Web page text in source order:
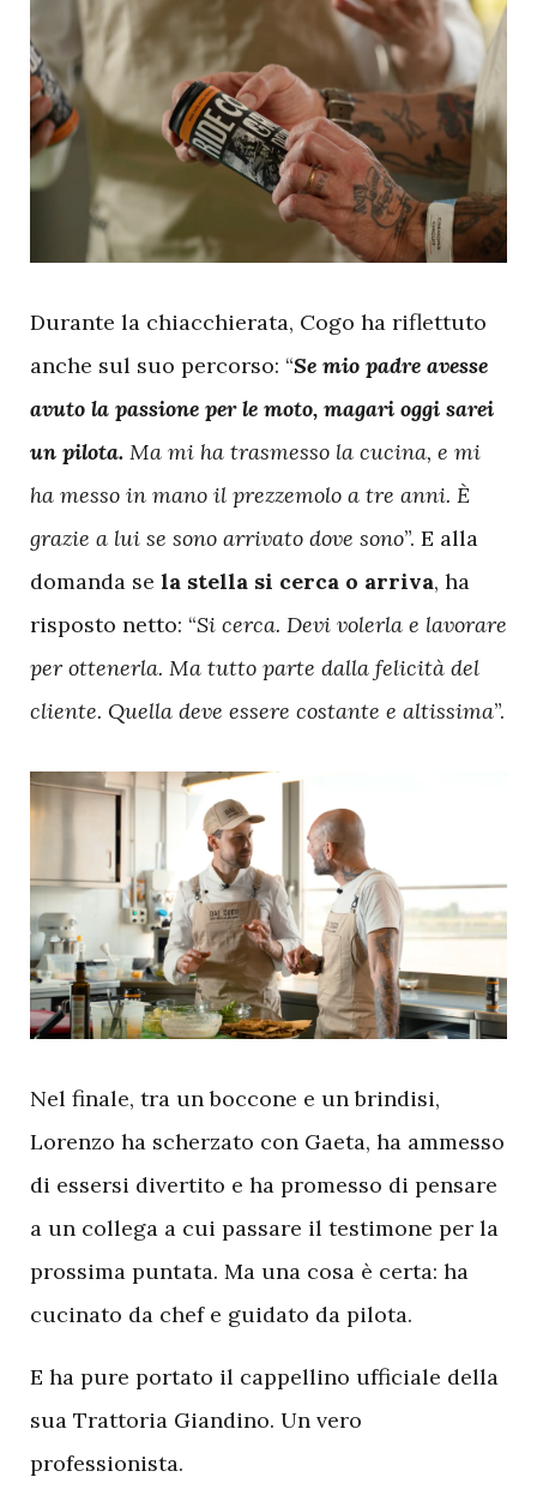
Durante la chiacchierata, Cogo ha riflettuto
anche sul suo percorso: “Se mio padre avesse
avuto la passione per le moto, magari oggi sarei
un pilota. Ma mi ha trasmesso la cucina, e mi
ha messo in mano il prezzemolo a tre anni. È
grazie a lui se sono arrivato dove sono”. E alla
domanda se la stella si cerca o arriva, ha
risposto netto: “Si cerca. Devi volerla e lavorare
per ottenerla. Ma tutto parte dalla felicità del
cliente. Quella deve essere costante e altissima”.
Nel finale, tra un boccone e un brindisi,
Lorenzo ha scherzato con Gaeta, ha ammesso
di essersi divertito e ha promesso di pensare
a un collega a cui passare il testimone per la
prossima puntata. Ma una cosa è certa: ha
cucinato da chef e guidato da pilota.
E ha pure portato il cappellino ufficiale della
sua Trattoria Giandino. Un vero
professionista.